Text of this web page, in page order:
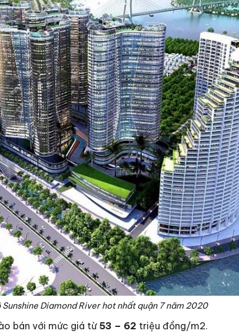
Sunshine Diamond River hot nhất quận 7 năm 2020
bán với mức giá từ 53 – 62 triệu đồng/m2.